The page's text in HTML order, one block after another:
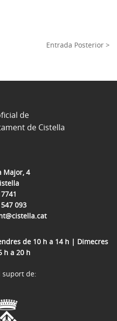
Entrada Posterior >
Major, 4
093
de 10 h a 14 h | Dimecres
h a 20 h
de
de Cistella
suport de: